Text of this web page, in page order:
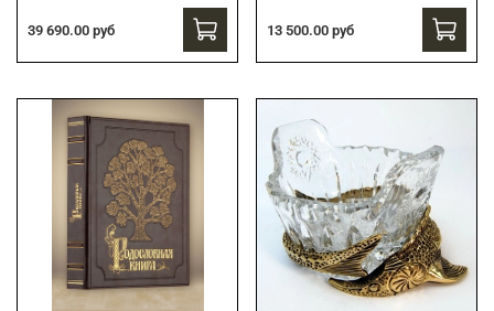
39 690.00 руб 13 500.00 руб